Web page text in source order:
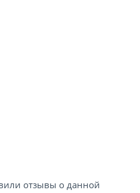
отзывы о данной